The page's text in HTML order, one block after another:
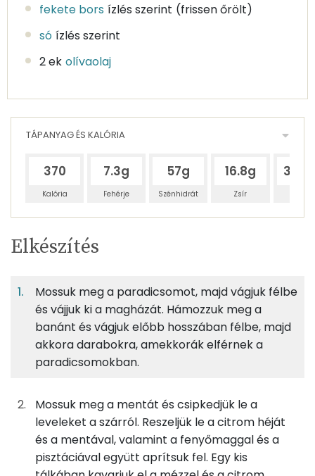
fekete bors ízlés szerint (frissen őrölt)
só ízlés szerint
2 ek olívaolaj
TÁPANYAG ÉS KALÓRIA
370
Kalória
7.3g
Fehérje
57g
Szénhidrát
16.8g
Zsír
Egy
adagban
1%
Fehérje
12%
Szénhidrát
4%
250g paradicsom
45 kcal
5gfenyőmag
30 kcal
10gpisztácia
57 kcal
TÁPANYAGTARTALOM
Egy
adagban
2
adagban
100
grammban
1%
Fehérje
12%
Szénhidrát
4%
83%
Foszfor
Magnézium
Elkészítés
Mossuk meg a paradicsomot, majd vágjuk félbe
és vájjuk ki a magházát. Hámozzuk meg a
banánt és vágjuk előbb hosszában félbe, majd
akkora darabokra, amekkorák elférnek a
paradicsomokban.
Mossuk meg a mentát és csipkedjük le a
leveleket a szárról. Reszeljük le a citrom héját
és a mentával, valamint a fenyőmaggal és a
pisztáciával együtt aprítsuk fel. Egy kis